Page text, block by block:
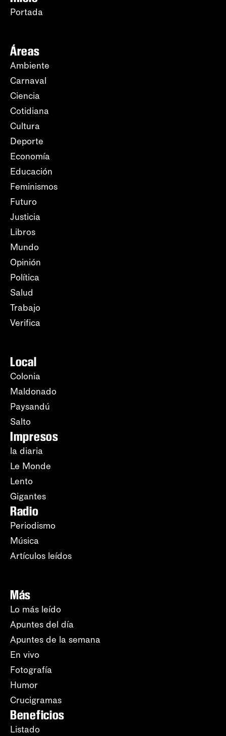
Portada
Áreas
Ambiente
Carnaval
Ciencia
Cotidiana
Cultura
Deporte
Economía
Educación
Feminismos
Futuro
Justicia
Libros
Mundo
Opinión
Política
Salud
Trabajo
Verifica
Local
Colonia
Maldonado
Paysandú
Salto
Impresos
la diaria
Le Monde
Lento
Gigantes
Radio
Periodismo
Música
Artículos leídos
Más
Lo más leído
Apuntes del día
Apuntes de la semana
En vivo
Fotografía
Humor
Crucigramas
Beneficios
Listado